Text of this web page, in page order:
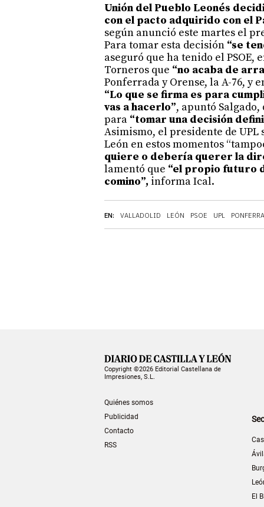
EN: VALLADOLID LEÓN PSOE UPL
Unión del Pueblo Leonés
con el pacto adquirido con el
según anunció este martes el
Para tomar esta decisión “se
aseguró que ha tenido el
Torneros que “no acaba de
Ponferrada y Orense, la A-76, y
“Lo que se firma es para
vas a hacerlo”, apuntó
para “tomar una decisión
Asimismo, el presidente de UPL
León en estos momentos
quiere o debería querer la
lamentó que “el propio futuro
comino”, informa Ical.
Copyright ©2026 Editorial Castellana de
Impresiones, S.L.
Quiénes somos
Publicidad
Contacto
RSS
El